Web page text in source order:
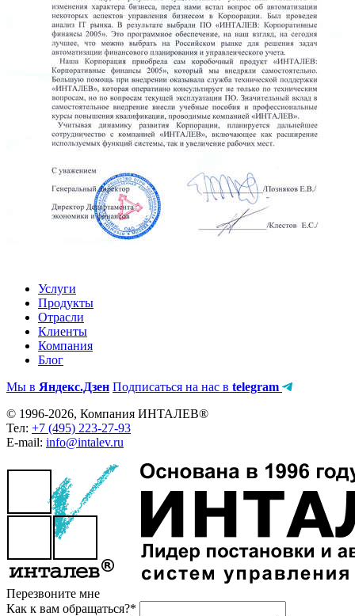
Услуги
Продукты
Отрасли
Клиенты
Компания
Блог
Мы в Яндекс.Дзен Подписаться на нас в telegram
© 1996-2026, Компания ИНТАЛЕВ®
Тел: +7 (495) 223-27-93
E-mail: info@intalev.ru
Перезвоните мне
Как к вам обращаться?*